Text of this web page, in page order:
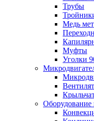
Трубы
Медь
Муфты
Уголки